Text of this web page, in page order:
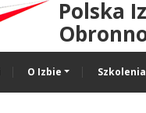
Polska
O Izbie